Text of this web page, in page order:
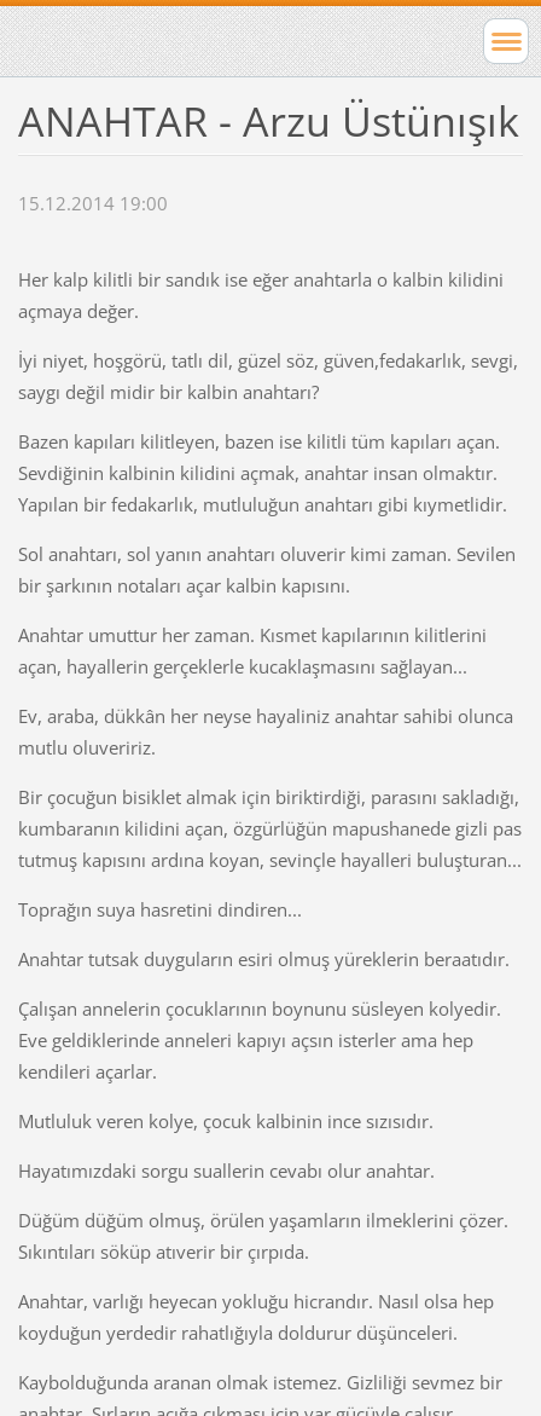
ANAHTAR - Arzu Üstünışık
15.12.2014 19:00
Her kalp kilitli bir sandık ise eğer anahtarla o kalbin kilidini
açmaya değer.
İyi niyet, hoşgörü, tatlı dil, güzel söz, güven,fedakarlık, sevgi,
saygı değil midir bir kalbin anahtarı?
Bazen kapıları kilitleyen, bazen ise kilitli tüm kapıları açan.
Sevdiğinin kalbinin kilidini açmak, anahtar insan olmaktır.
Yapılan bir fedakarlık, mutluluğun anahtarı gibi kıymetlidir.
Sol anahtarı, sol yanın anahtarı oluverir kimi zaman. Sevilen
bir şarkının notaları açar kalbin kapısını.
Anahtar umuttur her zaman. Kısmet kapılarının kilitlerini
açan, hayallerin gerçeklerle kucaklaşmasını sağlayan...
Ev, araba, dükkân her neyse hayaliniz anahtar sahibi olunca
mutlu oluveririz.
Bir çocuğun bisiklet almak için biriktirdiği, parasını sakladığı,
kumbaranın kilidini açan, özgürlüğün mapushanede gizli pas
tutmuş kapısını ardına koyan, sevinçle hayalleri buluşturan...
Toprağın suya hasretini dindiren...
Anahtar tutsak duyguların esiri olmuş yüreklerin beraatıdır.
Çalışan annelerin çocuklarının boynunu süsleyen kolyedir.
Eve geldiklerinde anneleri kapıyı açsın isterler ama hep
kendileri açarlar.
Mutluluk veren kolye, çocuk kalbinin ince sızısıdır.
Hayatımızdaki sorgu suallerin cevabı olur anahtar.
Düğüm düğüm olmuş, örülen yaşamların ilmeklerini çözer.
Sıkıntıları söküp atıverir bir çırpıda.
Anahtar, varlığı heyecan yokluğu hicrandır. Nasıl olsa hep
koyduğun yerdedir rahatlığıyla doldurur düşünceleri.
Kaybolduğunda aranan olmak istemez. Gizliliği sevmez bir